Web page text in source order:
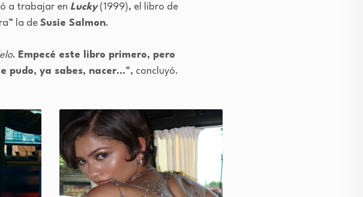
a trabajar en Lucky(1999), el libro de
la de Susie Salmon.
. Empecé este libro primero, pero
pudo, ya sabes, nacer…”, concluyó.